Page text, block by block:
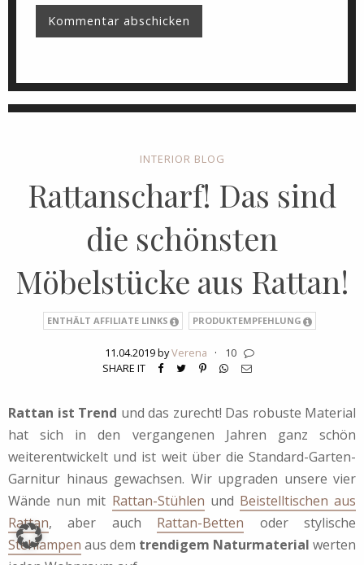
INTERIOR BLOG
Rattanscharf! Das sind
die schönsten
Möbelstücke aus Rattan!
ENTHÄLT AFFILIATE LINKS PRODUKTEMPFEHLUNG
11.04.2019 byVerena ·
10
SHARE IT
Rattan ist Trend und das zurecht! Das robuste Material
hat sich in den vergangenen Jahren ganz schön
weiterentwickelt und ist weit über die Standard-Garten-
Garnitur hinaus gewachsen. Wir upgraden unsere vier
Wände nun mit Rattan-Stühlen und Beistelltischen aus
Rattan, aber auch Rattan-Betten oder stylische
Stehlampen aus dem trendigem Naturmaterial werten